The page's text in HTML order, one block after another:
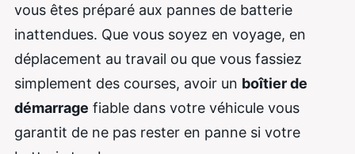
vous êtes préparé aux pannes de batterie
inattendues. Que vous soyez en voyage, en
déplacement au travail ou que vous fassiez
simplement des courses, avoir un boîtier de
démarrage fiable dans votre véhicule vous
garantit de ne pas rester en panne si votre